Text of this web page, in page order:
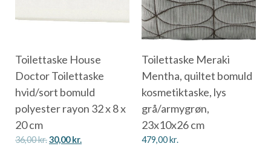
Toilettaske House
Doctor Toilettaske
hvid/sort bomuld
polyester rayon 32 x 8 x
20 cm
36,00kr.30,00kr.
Toilettaske Meraki
Mentha, quiltet bomuld
kosmetiktaske, lys
grå/armygrøn,
23x10x26 cm
479,00kr.